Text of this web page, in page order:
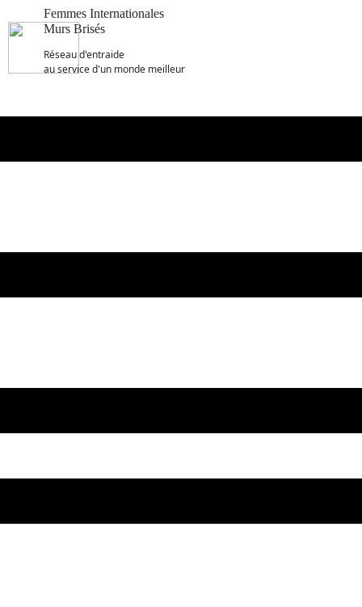
Femmes Internationales
Murs Brisés
R​éseau d'entraide
au service d'un monde meilleur